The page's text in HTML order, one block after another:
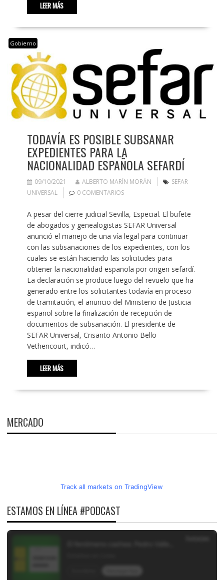
LEER MÁS
Gobierno
TODAVÍA ES POSIBLE SUBSANAR
EXPEDIENTES PARA LA
NACIONALIDAD ESPAÑOLA SEFARDÍ
09/10/2021 ALBERTO MARÍN MORÁN
SEFAR
UNIVERSAL
0 COMENTARIOS
A pesar del cierre judicial Sevilla, Especial. El bufete
de abogados y genealogistas SEFAR Universal
anunció el manejo de una vía legal para continuar
con las subsanaciones de los expedientes, con los
cuales se están haciendo las solicitudes para
obtener la nacionalidad española por origen sefardí.
La declaración se produce luego del revuelo que ha
generado entre los solicitantes todavía en proceso
de tramitación, el anuncio del Ministerio de Justicia
español sobre la finalización de recepción de
documentos de subsanación. El presidente de
SEFAR Universal, Crisanto Antonio Bello
Vethencourt, indicó…
LEER MÁS
MERCADO
Track all markets on TradingView
ESTAMOS EN LÍNEA #PODCAST